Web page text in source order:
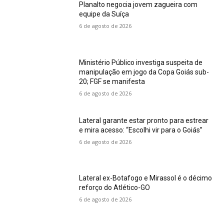
Planalto negocia jovem zagueira com
equipe da Suíça
6 de agosto de 2026
Ministério Público investiga suspeita de
manipulação em jogo da Copa Goiás sub-
20; FGF se manifesta
6 de agosto de 2026
Lateral garante estar pronto para estrear
e mira acesso: “Escolhi vir para o Goiás”
6 de agosto de 2026
Lateral ex-Botafogo e Mirassol é o décimo
reforço do Atlético-GO
6 de agosto de 2026